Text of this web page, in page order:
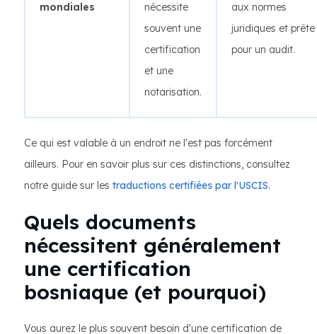
mondiales
nécessite
souvent une
certification
et une
notarisation.
aux normes
juridiques et prête
pour un audit.
Ce qui est valable à un endroit ne l'est pas forcément
ailleurs. Pour en savoir plus sur ces distinctions, consultez
notre guide sur les traductions certifiées par l'USCIS.
Quels documents
nécessitent généralement
une certification
bosniaque (et pourquoi)
Vous aurez le plus souvent besoin d'une certification de